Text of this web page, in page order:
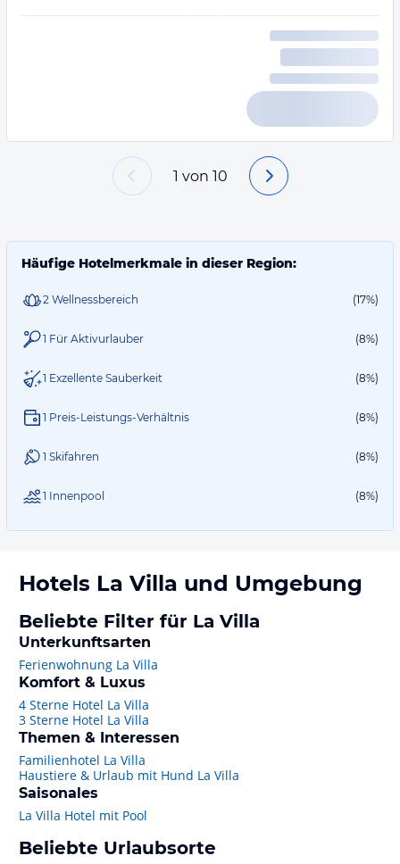
1 von 10
Häufige Hotelmerkmale in dieser Region:
2 Wellnessbereich (17%)
1 Für Aktivurlauber (8%)
1 Exzellente Sauberkeit (8%)
1 Preis-Leistungs-Verhältnis (8%)
1 Skifahren (8%)
1 Innenpool (8%)
Hotels La Villa und Umgebung
Beliebte Filter für La Villa
Unterkunftsarten
Ferienwohnung La Villa
Komfort & Luxus
4 Sterne Hotel La Villa
3 Sterne Hotel La Villa
Themen & Interessen
Familienhotel La Villa
Haustiere & Urlaub mit Hund La Villa
Saisonales
La Villa Hotel mit Pool
Beliebte Urlaubsorte